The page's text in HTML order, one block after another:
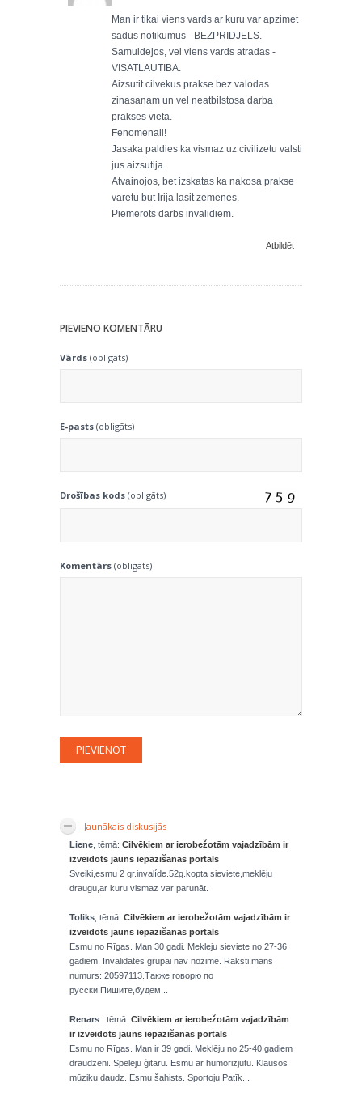
Man ir tikai viens vards ar kuru var apzimet
sadus notikumus - BEZPRIDJELS.
Samuldejos, vel viens vards atradas -
VISATLAUTIBA.
Aizsutit cilvekus prakse bez valodas
zinasanam un vel neatbilstosa darba
prakses vieta.
Fenomenali!
Jasaka paldies ka vismaz uz civilizetu valsti
jus aizsutija.
Atvainojos, bet izskatas ka nakosa prakse
varetu but Irija lasit zemenes.
Piemerots darbs invalidiem.
Atbildēt
PIEVIENO KOMENTĀRU
Vārds (obligāts)
E-pasts (obligāts)
Drošības kods (obligāts)
Komentārs (obligāts)
Jaunākais diskusijās
Liene , tēmā: Cilvēkiem ar ierobežotām vajadzībām ir
izveidots jauns iepazīšanas portāls
Sveiki,esmu 2 gr.invalíde.52g.kopta sieviete,meklēju
draugu,ar kuru vismaz var parunāt.
Toliks , tēmā: Cilvēkiem ar ierobežotām vajadzībām ir
izveidots jauns iepazīšanas portāls
Esmu no Rīgas. Man 30 gadi. Mekleju sieviete no 27-36
gadiem. Invalidates grupai nav nozime. Raksti,mans
numurs: 20597113.Также говорю по
русски.Пишите,будем...
Renars , tēmā: Cilvēkiem ar ierobežotām vajadzībām
ir izveidots jauns iepazīšanas portāls
Esmu no Rīgas. Man ir 39 gadi. Meklēju no 25-40 gadiem
draudzeni. Spēlēju ģitāru. Esmu ar humorizjūtu. Klausos
mūziku daudz. Esmu šahists. Sportoju.Patīk...